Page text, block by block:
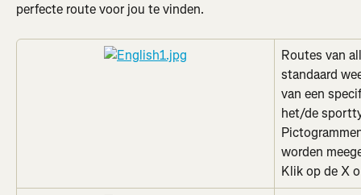
perfecte route voor jou te vinden.
Routes van
standaard
van een
het/de
worden
Klik op de X